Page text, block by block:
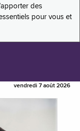
des
pour vous et
vendredi 7 août 2026